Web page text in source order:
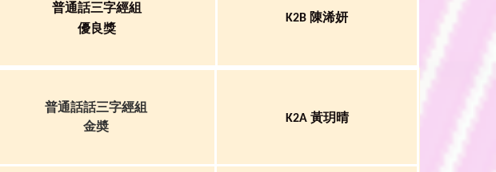
普通話三字經組
優良獎
K2B 陳浠妍
普通話話三字經組
金奬
K2A 黃玥晴